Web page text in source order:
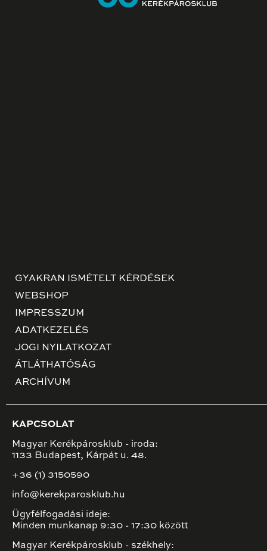
GYAKRAN ISMÉTELT KÉRDÉSEK
WEBSHOP
IMPRESSZUM
ADATKEZELÉS
JOGI NYILATKOZAT
ÁTLÁTHATÓSÁG
ARCHÍVUM
KAPCSOLAT
Magyar Kerékpárosklub - iroda:
1133 Budapest, Kárpát u. 48.
+36 (1) 3150590
info@kerekparosklub.hu
Ügyfélfogadási ideje:
Minden munkanap 9:30 - 17:30 között
Magyar Kerékpárosklub - székhely: